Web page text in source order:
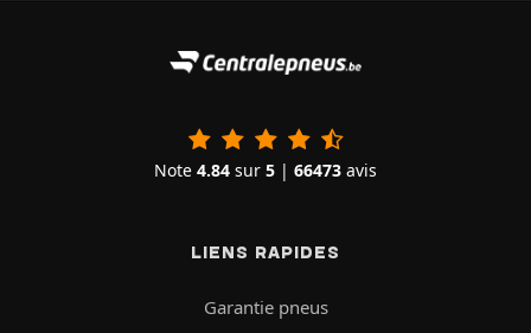
Note 4.84 sur 5 | 66473 avis
LIENS RAPIDES
Garantie pneus